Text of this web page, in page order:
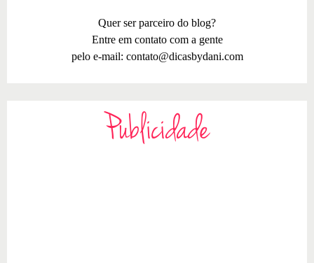
Quer ser parceiro do blog?
Entre em contato com a gente
pelo e-mail: contato@dicasbydani.com
Publicidade